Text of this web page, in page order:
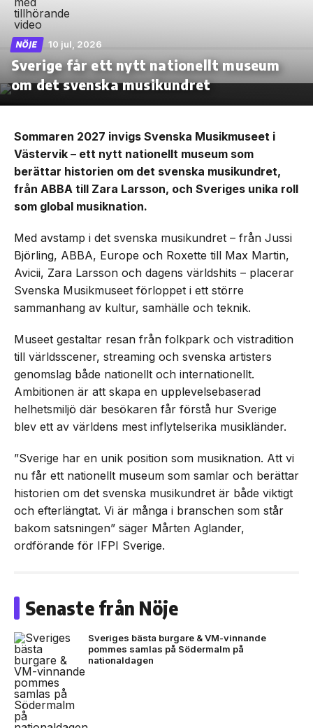
NÖJE 10 jul, 2026
Sverige får ett nytt nationellt museum
om det svenska musikundret
Sommaren 2027 invigs Svenska Musikmuseet i
Västervik – ett nytt nationellt museum som
berättar historien om det svenska musikundret,
från ABBA till Zara Larsson, och Sveriges unika roll
som global musiknation.
Med avstamp i det svenska musikundret – från Jussi
Björling, ABBA, Europe och Roxette till Max Martin,
Avicii, Zara Larsson och dagens världshits – placerar
Svenska Musikmuseet förloppet i ett större
sammanhang av kultur, samhälle och teknik.
Museet gestaltar resan från folkpark och vistradition
till världsscener, streaming och svenska artisters
genomslag både nationellt och internationellt.
Ambitionen är att skapa en upplevelsebaserad
helhetsmiljö där besökaren får förstå hur Sverige
blev ett av världens mest inflytelserika musikländer.
”Sverige har en unik position som musiknation. Att vi
nu får ett nationellt museum som samlar och berättar
historien om det svenska musikundret är både viktigt
och efterlängtat. Vi är många i branschen som står
bakom satsningen” säger Mårten Aglander,
ordförande för IFPI Sverige.
Senaste från Nöje
Sveriges bästa burgare & VM-vinnande
pommes samlas på Södermalm på
nationaldagen